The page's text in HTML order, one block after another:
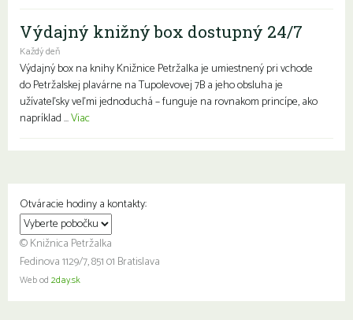
Výdajný knižný box dostupný 24/7
Každý deň
Výdajný box na knihy Knižnice Petržalka je umiestnený pri vchode
do Petržalskej plavárne na Tupolevovej 7B a jeho obsluha je
užívateľsky veľmi jednoduchá – funguje na rovnakom princípe, ako
napríklad ...Viac
Otváracie hodiny a kontakty:
© Knižnica Petržalka
Fedinova 1129/7, 851 01 Bratislava
Web od 2day.sk